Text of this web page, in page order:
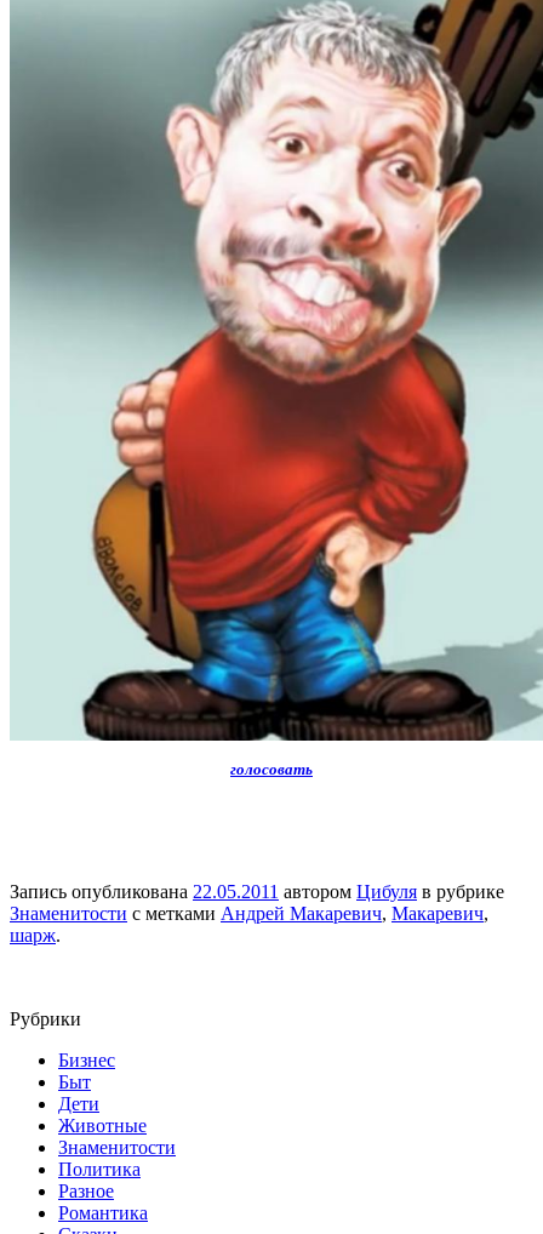
голосовать
Запись опубликована 22.05.2011 автором Цибуля в рубрике
Знаменитости с метками Андрей Макаревич, Макаревич,
шарж.
Рубрики
Бизнес
Быт
Дети
Животные
Знаменитости
Политика
Разное
Романтика